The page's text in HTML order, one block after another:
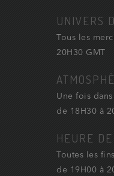
UNIVERS
Tous les
20H30 GMT
Une fois
de 18H30 à
HEURE
Toutes les
de 19H00 à